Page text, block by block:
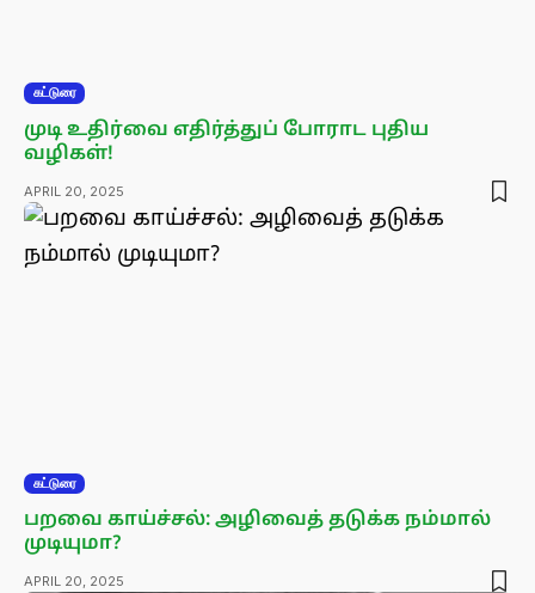
கட்டுரை
முடி உதிர்வை எதிர்த்துப் போராட புதிய
வழிகள்!
APRIL 20, 2025
கட்டுரை
பறவை காய்ச்சல்: அழிவைத் தடுக்க நம்மால்
முடியுமா?
APRIL 20, 2025